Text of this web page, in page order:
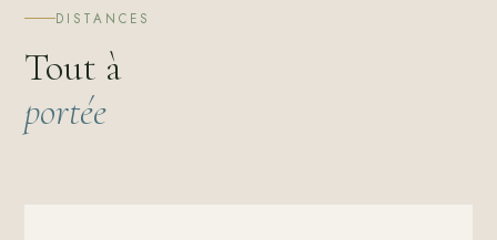
DISTANCES
Tout à
portée